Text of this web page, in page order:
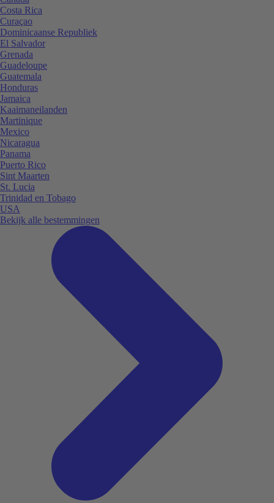
Costa Rica
Curaçao
Dominicaanse Republiek
El Salvador
Grenada
Guadeloupe
Guatemala
Honduras
Jamaica
Kaaimaneilanden
Martinique
Mexico
Nicaragua
Panama
Puerto Rico
Sint Maarten
St. Lucia
Trinidad en Tobago
USA
Bekijk alle bestemmingen